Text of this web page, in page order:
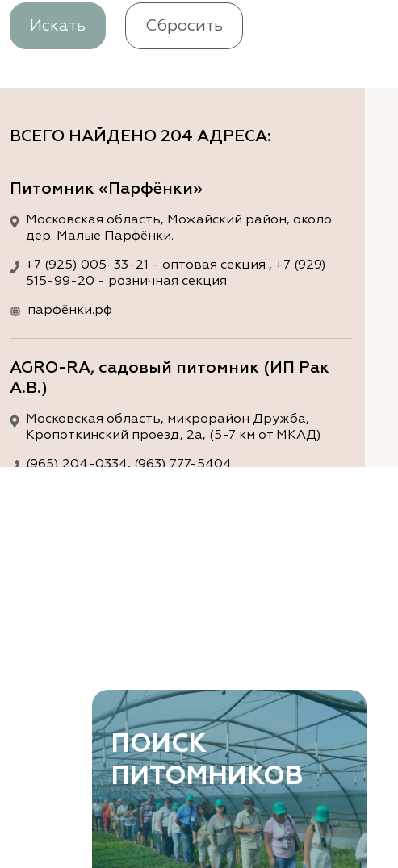
Искать Сбросить
ВСЕГО НАЙДЕНО 204 АДРЕСА:
Питомник «Парфёнки»
Московская область, Можайский район, около
дер. Малые Парфёнки.
+7 (925) 005-33-21 - оптовая секция , +7 (929)
515-99-20 - розничная секция
парфёнки.рф
AGRO-RA, садовый питомник (ИП Рак
А.В.)
Московская область, микрорайон Дружба,
Кропоткинский проезд, 2а, (5-7 км от МКАД)
(965) 204-0334, (963) 777-5404
ArtGreen (питомник декоративных
растений, АртГрин)
Ростовская область, Ростов-на-Дону,
Левобережная ул, дом № 37
8 966 206 7222
www.art-green.ru
ПОИСК
ПИТОМНИКОВ